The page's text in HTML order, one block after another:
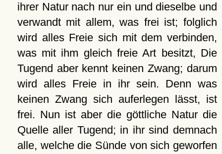
ihrer Natur nach nur ein und dieselbe und
verwandt mit allem, was frei ist; folglich
wird alles Freie sich mit dem verbinden,
was mit ihm gleich freie Art besitzt, Die
Tugend aber kennt keinen Zwang; darum
wird alles Freie in ihr sein. Denn was
keinen Zwang sich auferlegen lässt, ist
frei. Nun ist aber die göttliche Natur die
Quelle aller Tugend; in ihr sind demnach
alle, welche die Sünde von sich geworfen